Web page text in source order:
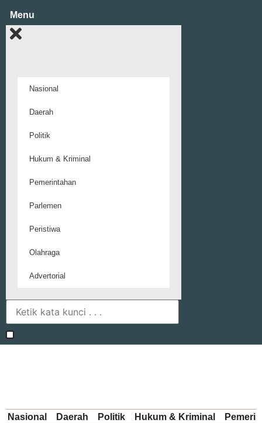
Menu
Nasional
Daerah
Politik
Hukum & Kriminal
Pemerintahan
Parlemen
Peristiwa
Olahraga
Advertorial
Nasional Daerah Politik Hukum & Kriminal